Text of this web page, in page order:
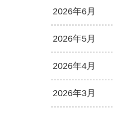
2026年6月
2026年5月
2026年4月
2026年3月